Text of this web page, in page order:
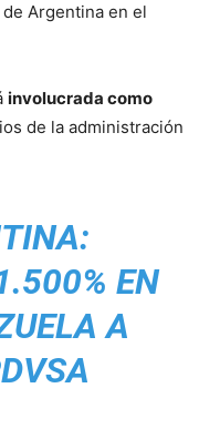
Argentina en el
involucrada como
de la administración
EN
A